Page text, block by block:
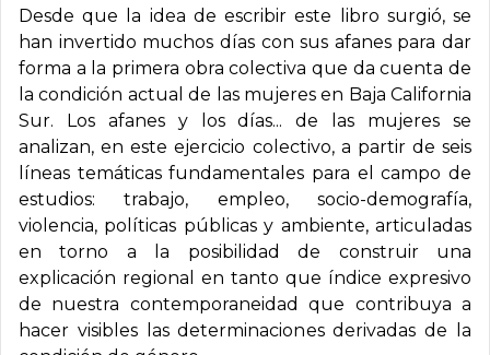
Desde que la idea de escribir este libro surgió, se
han invertido muchos días con sus afanes para dar
forma a la primera obra colectiva que da cuenta de
la condición actual de las mujeres en Baja California
Sur. Los afanes y los días... de las mujeres se
analizan, en este ejercicio colectivo, a partir de seis
líneas temáticas fundamentales para el campo de
estudios: trabajo, empleo, socio-demografía,
violencia, políticas públicas y ambiente, articuladas
en torno a la posibilidad de construir una
explicación regional en tanto que índice expresivo
de nuestra contemporaneidad que contribuya a
hacer visibles las determinaciones derivadas de la